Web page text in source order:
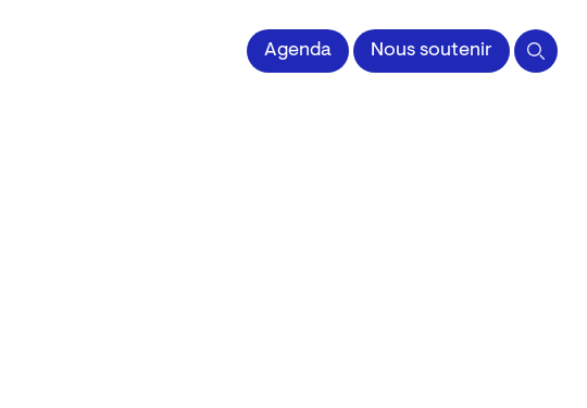
et de l'Image impriméeAgenda Nous soutenir